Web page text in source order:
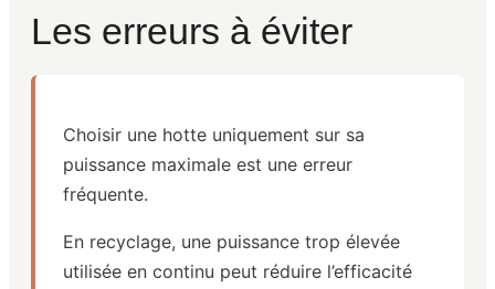
Les erreurs à éviter
Choisir une hotte uniquement sur sa
puissance maximale est une erreur
fréquente.
En recyclage, une puissance trop élevée
utilisée en continu peut réduire l’efficacité